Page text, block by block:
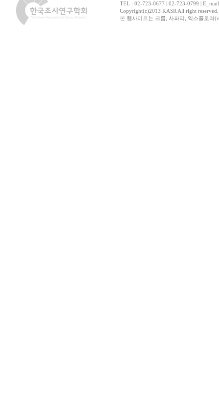
TEL : 02-723-0677 | 02-723-0799 | E_mail
Copyright(c)2013 KASR All right
본 웹사이트는 크롬, 사파리, 익스플로러